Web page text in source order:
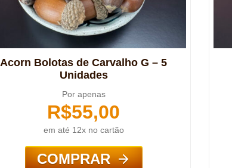
Acorn Bolotas de Carvalho G – 5
Unidades
Por apenas
R$55,00
em até 12x no cartão
COMPRAR